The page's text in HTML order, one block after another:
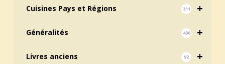
+
Cuisines Pays et Régions 311
+
Généralités 436
+
Livres anciens 92